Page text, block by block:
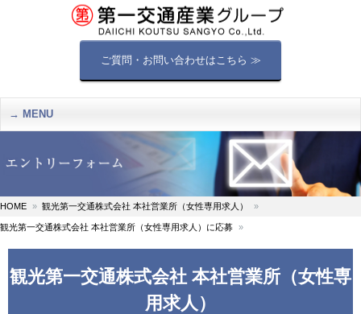
ご質問・お問い合わせはこちら ≫
MENU
HOME 観光第一交通株式会社 本社営業所（女性専用求人）
観光第一交通株式会社 本社営業所（女性専用求人）に応募
観光第一交通株式会社 本社営業所（女性専
用求人）